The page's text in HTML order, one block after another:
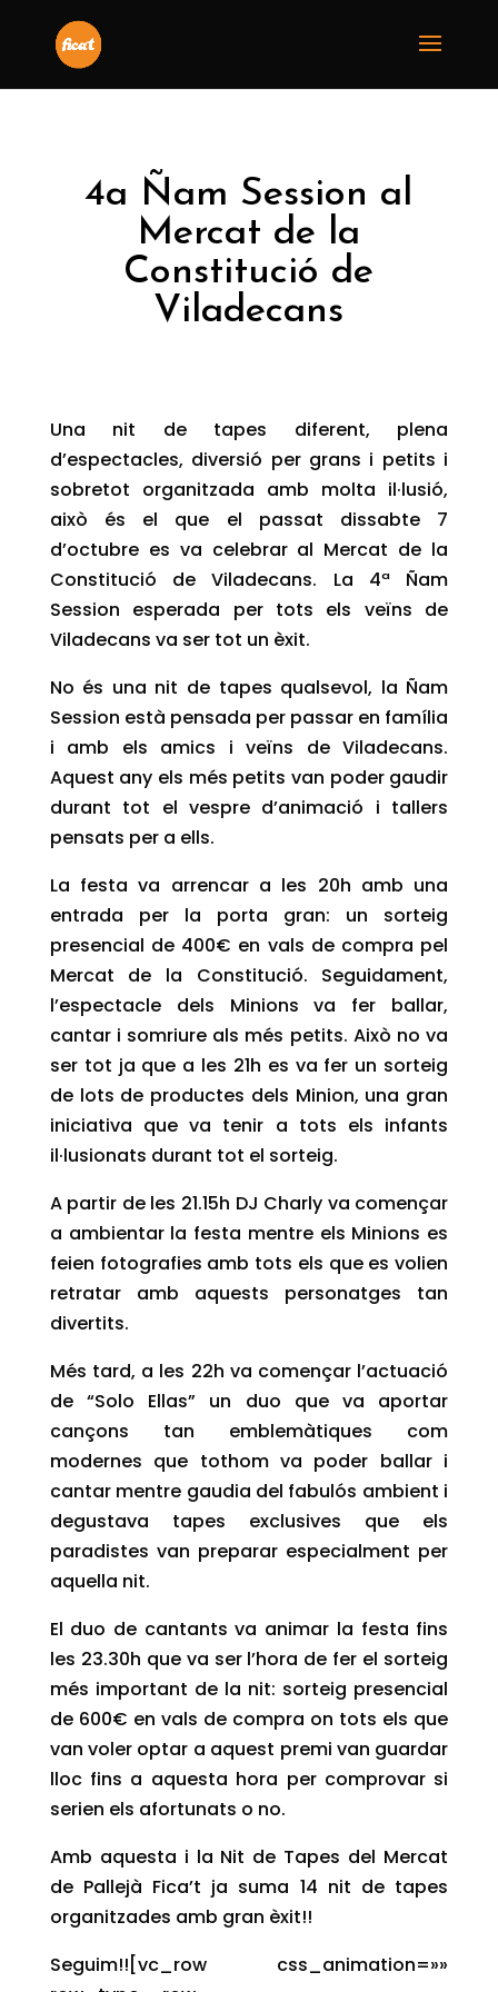
4a Ñam Session al
Mercat de la
Constitució de
Viladecans
Una nit de tapes diferent, plena
d’espectacles, diversió per grans i petits i
sobretot organitzada amb molta il·lusió,
això és el que el passat dissabte 7
d’octubre es va celebrar al Mercat de la
Constitució de Viladecans. La 4ª Ñam
Session esperada per tots els veïns de
Viladecans va ser tot un èxit.
No és una nit de tapes qualsevol, la Ñam
Session està pensada per passar en família
i amb els amics i veïns de Viladecans.
Aquest any els més petits van poder gaudir
durant tot el vespre d’animació i tallers
pensats per a ells.
La festa va arrencar a les 20h amb una
entrada per la porta gran: un sorteig
presencial de 400€ en vals de compra pel
Mercat de la Constitució. Seguidament,
l’espectacle dels Minions va fer ballar,
cantar i somriure als més petits. Això no va
ser tot ja que a les 21h es va fer un sorteig
de lots de productes dels Minion, una gran
iniciativa que va tenir a tots els infants
il·lusionats durant tot el sorteig.
A partir de les 21.15h DJ Charly va començar
a ambientar la festa mentre els Minions es
feien fotografies amb tots els que es volien
retratar amb aquests personatges tan
divertits.
Més tard, a les 22h va començar l’actuació
de “Solo Ellas” un duo que va aportar
cançons tan emblemàtiques com
modernes que tothom va poder ballar i
cantar mentre gaudia del fabulós ambient i
degustava tapes exclusives que els
paradistes van preparar especialment per
aquella nit.
El duo de cantants va animar la festa fins
les 23.30h que va ser l’hora de fer el sorteig
més important de la nit: sorteig presencial
de 600€ en vals de compra on tots els que
van voler optar a aquest premi van guardar
lloc fins a aquesta hora per comprovar si
serien els afortunats o no.
Amb aquesta i la Nit de Tapes del Mercat
de Pallejà Fica’t ja suma 14 nit de tapes
organitzades amb gran èxit!!
Seguim!![vc_row css_animation=»»